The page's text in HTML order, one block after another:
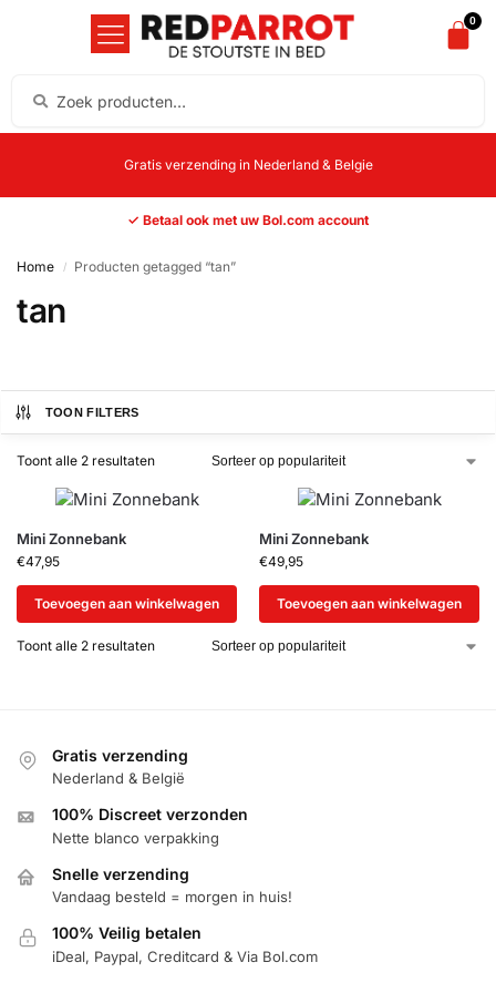
0
Gratis verzending in Nederland & Belgie
✓ Betaal ook met uw Bol.com account
Home / Producten getagged “tan”
tan
TOON FILTERS
Toont alle 2 resultaten
Mini Zonnebank
€47,95
Toevoegen aan winkelwagen
Mini Zonnebank
€49,95
Toevoegen aan winkelwagen
Toont alle 2 resultaten
Gratis verzending
Nederland & België
100% Discreet verzonden
Nette blanco verpakking
Snelle verzending
Vandaag besteld = morgen in huis!
100% Veilig betalen
iDeal, Paypal, Creditcard & Via Bol.com